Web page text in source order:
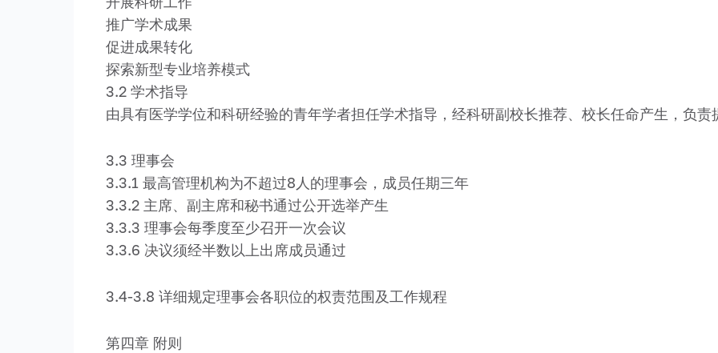
推广学术成果
促进成果转化
探索新型专业培养模式
3.2 学术指导
由具有医学学位和科研经验的青年学者担任学术指导，经科研副校长推荐、校长任命产生，负
3.3 理事会
3.3.1 最高管理机构为不超过8人的理事会，成员任期三年
3.3.2 主席、副主席和秘书通过公开选举产生
3.3.3 理事会每季度至少召开一次会议
3.3.6 决议须经半数以上出席成员通过
3.4-3.8 详细规定理事会各职位的权责范围及工作规程
第四章 附则